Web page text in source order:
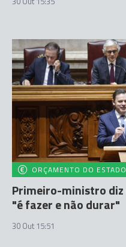
ORÇAMENTO DO ESTADO
Primeiro-ministro diz
"é fazer e não durar"
30 Out 15:51